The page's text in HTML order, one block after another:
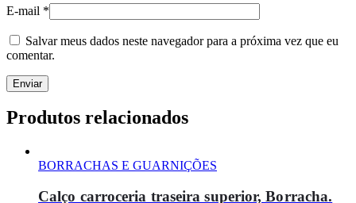
E-mail *
Salvar meus dados neste navegador para a próxima vez que eu
comentar.
Produtos relacionados
BORRACHAS E GUARNIÇÕES
Calço carroceria traseira superior, Borracha.